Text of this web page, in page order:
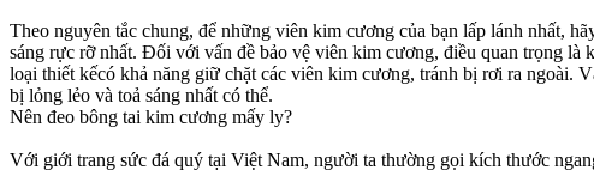
Theo nguyên tắc chung, để những viên kim cương của bạn lấp lánh nhất,
sáng rực rỡ nhất. Đối với vấn đề bảo vệ viên kim cương, điều quan trọng
loại thiết kếcó khả năng giữ chặt các viên kim cương, tránh bị rơi ra ngoài.
bị lỏng lẻo và toả sáng nhất có thể.
Nên đeo bông tai kim cương mấy ly?
Với giới trang sức đá quý tại Việt Nam, người ta thường gọi kích thước